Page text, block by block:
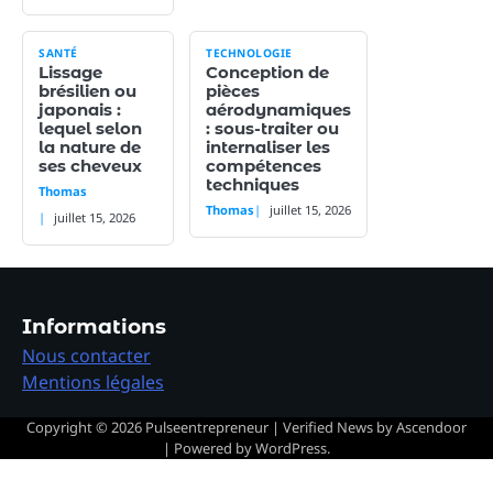
SANTÉ
Lissage
brésilien ou
japonais :
lequel selon
la nature de
ses cheveux
Thomas
juillet 15, 2026
TECHNOLOGIE
Conception de
pièces
aérodynamiques
: sous-traiter ou
internaliser les
compétences
techniques
Thomas juillet 15, 2026
Informations
Nous contacter
Mentions légales
Copyright © 2026 Pulseentrepreneur | Verified News byAscendoor
| Powered byWordPress.